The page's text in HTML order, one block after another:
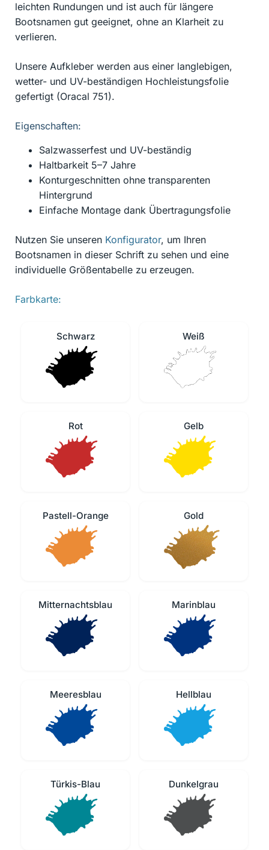
leichten Rundungen und ist auch für längere
Bootsnamen gut geeignet, ohne an Klarheit zu
verlieren.
Unsere Aufkleber werden aus einer langlebigen,
wetter- und UV-beständigen Hochleistungsfolie
gefertigt (Oracal 751).
Eigenschaften:
Salzwasserfest und UV-beständig
Haltbarkeit 5–7 Jahre
Konturgeschnitten ohne transparenten
Hintergrund
Einfache Montage dank Übertragungsfolie
Nutzen Sie unseren Konfigurator, um Ihren
Bootsnamen in dieser Schrift zu sehen und eine
individuelle Größentabelle zu erzeugen.
Farbkarte:
Schwarz Weiß
Rot Gelb
Pastell-Orange Gold
Mitternachtsblau Marinblau
Meeresblau Hellblau
Türkis-Blau Dunkelgrau